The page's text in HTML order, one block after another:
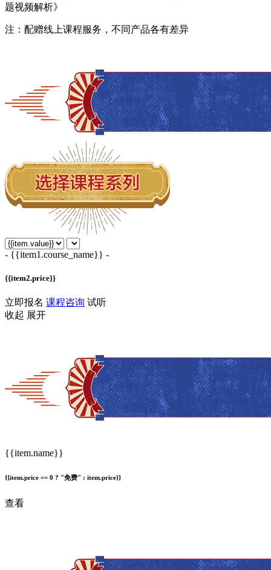
题视频解析》
注：配赠线上课程服务，不同产品各有差异
- {{item1.course_name}} -
{{item2.price}}
立即报名 课程咨询 试听
收起 展开
{{item.name}}
{{item.price == 0 ? "免费" : item.price}}
查看